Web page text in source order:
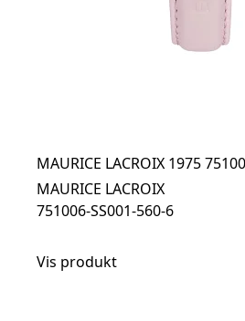
MAURICE LACROIX 1975
MAURICE LACROIX
751006-SS001-560-6
Vis produkt